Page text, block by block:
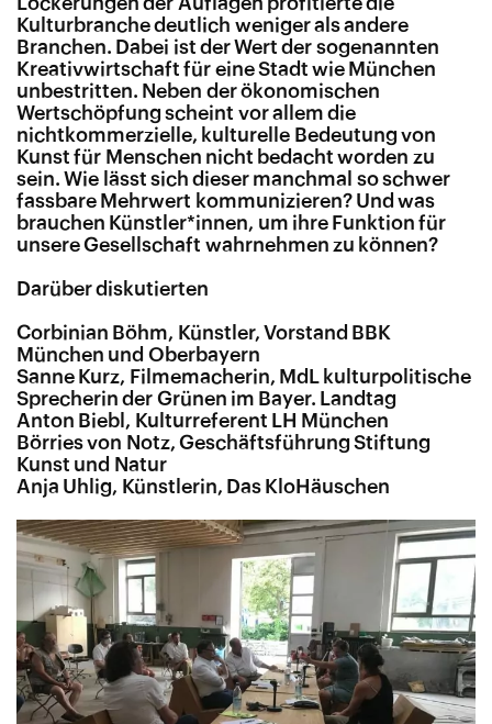
Kulturbranche deutlich weniger als andere
Branchen. Dabei ist der Wert der sogenannten
Kreativwirtschaft für eine Stadt wie München
unbestritten. Neben der ökonomischen
Wertschöpfung scheint vor allem die
nichtkommerzielle, kulturelle Bedeutung von
Kunst für Menschen nicht bedacht worden zu
sein. Wie lässt sich dieser manchmal so schwer
fassbare Mehrwert kommunizieren? Und was
brauchen Künstler*innen, um ihre Funktion für
unsere Gesellschaft wahrnehmen zu können?
Darüber diskutierten
Corbinian Böhm, Künstler, Vorstand BBK
München und Oberbayern
Sanne Kurz, Filmemacherin, MdL kulturpolitische
Sprecherin der Grünen im Bayer. Landtag
Anton Biebl, Kulturreferent LH München
Börries von Notz, Geschäftsführung Stiftung
Kunst und Natur
Anja Uhlig, Künstlerin, Das KloHäuschen